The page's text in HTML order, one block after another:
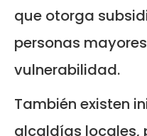
que otorga
personas
vulnerabilidad.
También existen
alcaldías locales,